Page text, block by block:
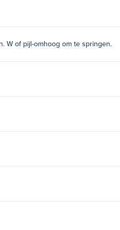
W of pijl-omhoog om te springen.